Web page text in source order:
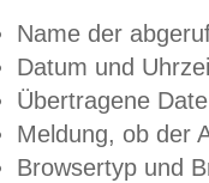
Name der
Datum und
Übertragene
Meldung, ob der
Browsertyp und